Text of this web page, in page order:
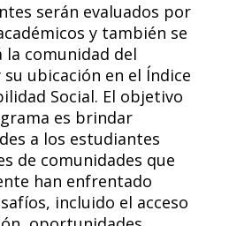
serán evaluados por
y también se
la comunidad del
ubicación en el Índice
Social. El objetivo
es brindar
a los estudiantes
de comunidades que
han enfrentado
incluido el acceso